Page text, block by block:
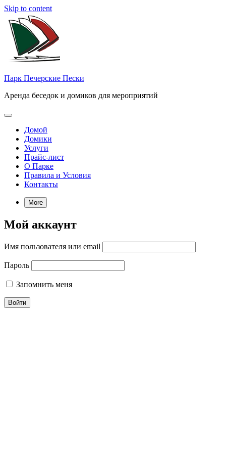
Skip to content
Парк Печерские Пески
Аренда беседок и домиков для мероприятий
Домой
Домики
Услуги
Прайс-лист
О Парке
Правила и Условия
Контакты
More
Мой аккаунт
Имя пользователя или email
Пароль
Запомнить меня